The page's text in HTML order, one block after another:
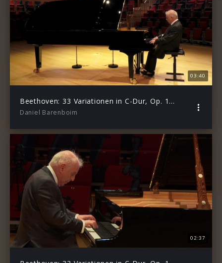
03:40
Beethoven: 33 Variationen in C-Dur, Op. 120, Var. 14 “Grave e Maestoso”
Daniel Barenboim
02:37